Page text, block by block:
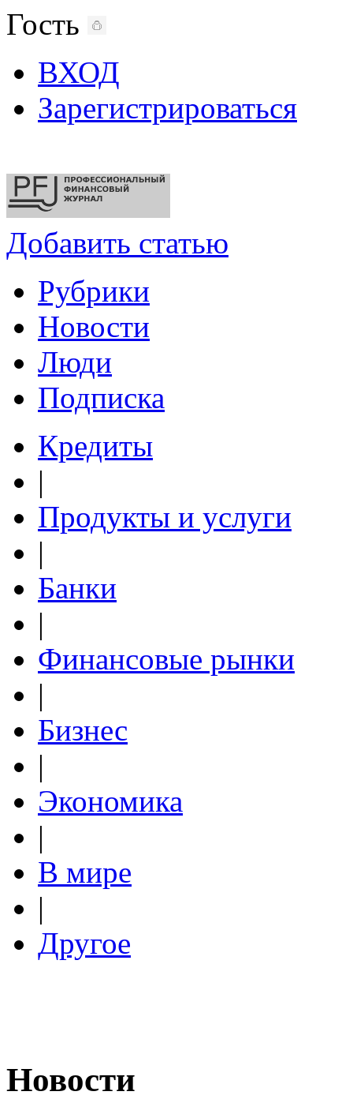
Гость
ВХОД
Зарегистрироваться
Добавить статью
Рубрики
Новости
Люди
Подписка
Кредиты
|
Продукты и услуги
|
Банки
|
Финансовые рынки
|
Бизнес
|
Экономика
|
В мире
|
Другое
Новости